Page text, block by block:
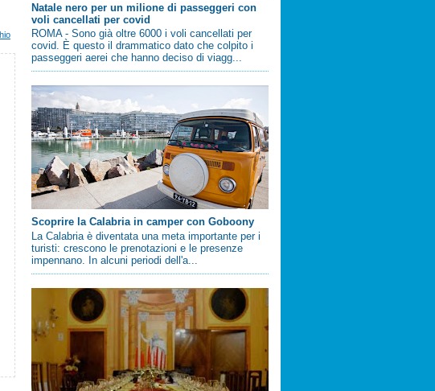
Natale nero per un milione di passeggeri con
voli cancellati per covid
ROMA - Sono già oltre 6000 i voli cancellati per
covid. È questo il drammatico dato che colpito i
passeggeri aerei che hanno deciso di viagg...
Scoprire la Calabria in camper con Goboony
La Calabria è diventata una meta importante per i
turisti: crescono le prenotazioni e le presenze
impennano. In alcuni periodi dell'a...